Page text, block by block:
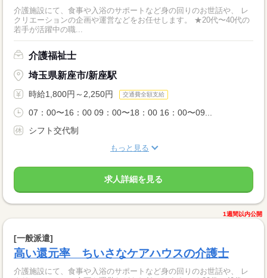
介護施設にて、食事や入浴のサポートなど身の回りのお世話や、 レ
クリエーションの企画や運営などをお任せします。 ★20代〜40代の
若手が活躍中の職...
介護福祉士
埼玉県新座市/新座駅
時給1,800円～2,250円 交通費全額支給
07：00〜16：00 09：00〜18：00 16：00〜09...
シフト交代制
もっと見る
求人詳細を見る
1週間以内公開
[一般派遣]
高い還元率 ちいさなケアハウスの介護士
介護施設にて、食事や入浴のサポートなど身の回りのお世話や、 レ